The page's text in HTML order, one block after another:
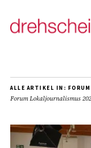
ALLE ARTIKEL IN:
Forum Lokaljournalismus